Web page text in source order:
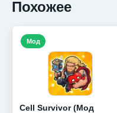
Похожее
Cell Survivor (Мод
Мод